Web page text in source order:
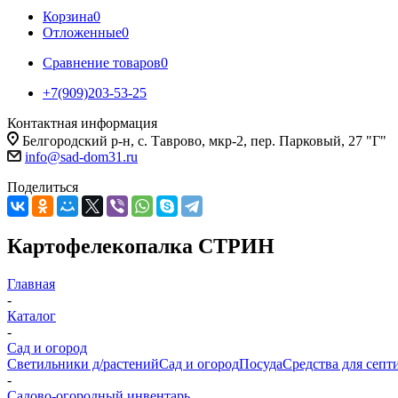
Корзина0
Отложенные0
Сравнение товаров0
+7(909)203-53-25
Контактная информация
Белгородский р-н, с. Таврово, мкр-2, пер. Парковый, 27 "Г"
info@sad-dom31.ru
Поделиться
Картофелекопалка СТРИН
Главная
-
Каталог
-
Сад и огород
Светильники д/растенийСад и огородПосудаСредства для
-